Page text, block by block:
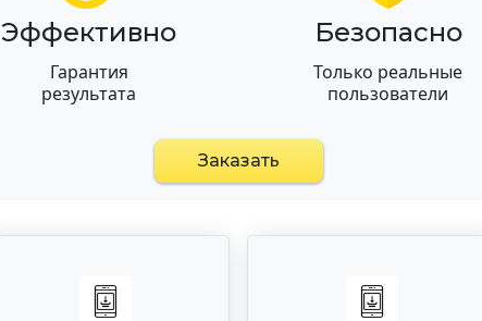
Эффективно
Гарантия
результата
Безопасно
Только реальные
пользователи
Заказать